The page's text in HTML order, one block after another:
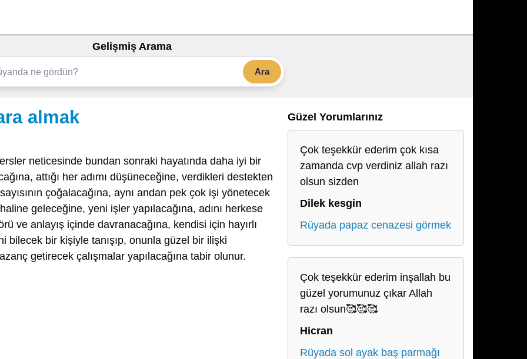
Gelişmiş Arama
Ara
almak
neticesinde bundan sonraki hayatında daha iyi bir
attığı her adımı düşüneceğine, verdikleri destekten
çoğalacağına, aynı andan pek çok işi yönetecek
geleceğine, yeni işler yapılacağına, adını herkese
ve anlayış içinde davranacağına, kendisi için hayırlı
bilecek bir kişiyle tanışıp, onunla güzel bir ilişki
getirecek çalışmalar yapılacağına tabir olunur.
Güzel Yorumlarınız
Çok teşekkür ederim çok kısa
zamanda cvp verdiniz allah razı
olsun sizden
Dilek kesgin
Rüyada papaz cenazesi görmek
Çok teşekkür ederim inşallah bu
güzel yorumunuz çıkar Allah
razı olsun🥰🥰🥰
Hicran
Rüyada sol ayak baş parmağı